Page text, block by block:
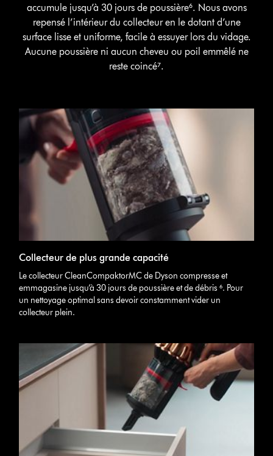
accumule jusqu’à 30 jours de poussière⁶. Nous avons
repensé l’intérieur du collecteur en le dotant d’une
surface lisse et uniforme, facile à essuyer lors du vidage.
Aucune poussière ni aucun cheveu ou poil emmêlé ne
reste coincé⁷.
Collecteur de plus grande capacité
Le collecteur CleanCompaktorMC de Dyson compresse et
emmagasine jusqu’à 30 jours de poussière et de débris ⁶. Pour
un nettoyage optimal sans devoir constamment vider un
collecteur plein.